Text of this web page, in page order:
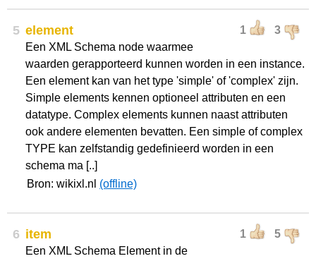
5 1 3
element
Een XML Schema node waarmee
waarden gerapporteerd kunnen worden in een instance.
Een element kan van het type 'simple' of 'complex' zijn.
Simple elements kennen optioneel attributen en een
datatype. Complex elements kunnen naast attributen
ook andere elementen bevatten. Een simple of complex
TYPE kan zelfstandig gedefinieerd worden in een
schema ma [..]
Bron: wikixl.nl (offline)
6 1 5
item
Een XML Schema Element in de